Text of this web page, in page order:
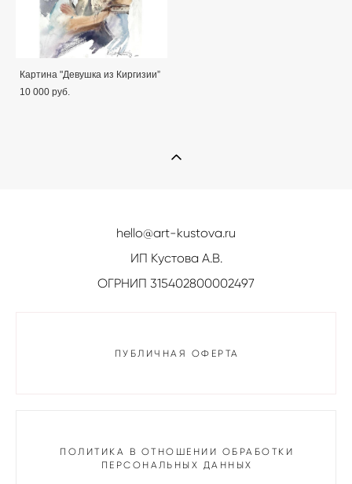
Картина "Девушка из Киргизии”
10 000 pуб.
hello@art-kustova.ru
ИП Кустова А.В.
ОГРНИП 315402800002497
ПУБЛИЧНАЯ ОФЕРТА
ПОЛИТИКА В ОТНОШЕНИИ ОБРАБОТКИ
ПЕРСОНАЛЬНЫХ ДАННЫХ